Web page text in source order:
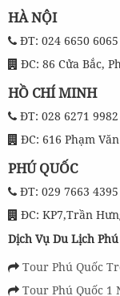
HÀ NỘI
ĐT: 024 6650 6065
ĐC: 86 Cửa Bắc,
HỒ CHÍ MINH
ĐT: 028 6271 9982
ĐC: 616 Phạm
PHÚ QUỐC
ĐT: 029 7663 4395
ĐC: KP7,Trần
Dịch Vụ Du Lịch
Tour Phú Quốc
Tour Phú Quốc 1